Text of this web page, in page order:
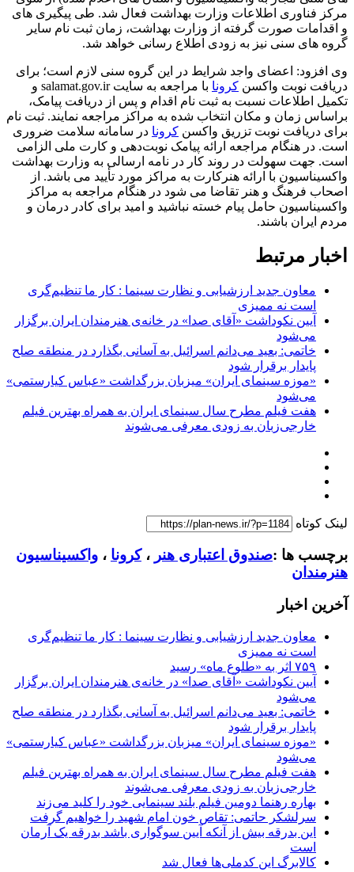
مرکز فناوری اطلاعات وزارت بهداشت فعال شد. طی پیگیری های
و اقدامات صورت گرفته از وزارت بهداشت، زمان ثبت نام سایر
گروه های سنی نیز به زودی اطلاع رسانی خواهد شد.
وی افزود: اعضای واجد شرایط در این گروه سنی لازم است؛ برای
دریافت نوبت واکسن کرونا
با مراجعه به سایت salamat.gov.ir و
تکمیل اطلاعات نسبت به ثبت نام اقدام و پس از دریافت پیامک،
براساس زمان و مکان انتخاب شده به مراکز مراجعه نمایند. ثبت نام
برای دریافت نوبت تزریق واکسن کرونا در سامانه سلامت ضروری
است. در هنگام مراجعه ارائه پیامک نوبت‌دهی و کارت ملی الزامی
است. جهت سهولت در روند کار در نامه ارسالی به وزارت بهداشت
واکسیناسیون با ارائه هنرکارت به مراکز مورد تأیید می باشد. از
اصحاب فرهنگ و هنر تقاضا می شود در هنگام مراجعه به مراکز
واکسیناسیون حامل پیام خسته نباشید و امید برای کادر درمان و
مردم ایران باشند.
اخبار مرتبط
معاون جدید ارزشیابی و نظارت سینما : کار ما تنظیم‌گری
است نه ممیزی
آیین نکوداشت «آقای صدا» در خانه‌ی هنرمندان ایران برگزار
می‌شود
خاتمی: بعید می‌دانم اسرائیل به آسانی بگذارد در منطقه صلح
پایدار برقرار شود
«موزه سینمای ایران» میزبان بزرگداشت «عباس کیارستمی»
می‌شود
هفت فیلم مطرح سال سینمای ایران به همراه بهترین فیلم
خارجی‌زبان به زودی معرفی می‌شوند
لینک کوتاه
برچسب ها :صندوق اعتباری هنر ،کرونا ، واکسیناسیون
هنرمندان
آخرین اخبار
معاون جدید ارزشیابی و نظارت سینما : کار ما تنظیم‌گری
است نه ممیزی
۷۵۹ اثر به «طلوع ماه» رسید
آیین نکوداشت «آقای صدا» در خانه‌ی هنرمندان ایران برگزار
می‌شود
خاتمی: بعید می‌دانم اسرائیل به آسانی بگذارد در منطقه صلح
پایدار برقرار شود
«موزه سینمای ایران» میزبان بزرگداشت «عباس کیارستمی»
می‌شود
هفت فیلم مطرح سال سینمای ایران به همراه بهترین فیلم
خارجی‌زبان به زودی معرفی می‌شوند
بهاره رهنما دومین فیلم بلند سینمایی خود را کلید می‌زند
سرلشکر حاتمی: تقاص خون امام شهید را خواهیم گرفت
این بدرقه بیش از آنکه آیین سوگواری باشد بدرقه یک آرمان
است
کالابرگ این کدملی‌ها فعال شد